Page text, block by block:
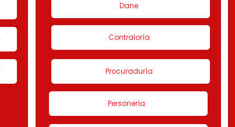
Dane
Contraloría
Procuraduría
Personería